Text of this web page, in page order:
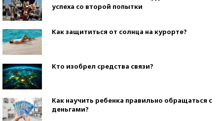
успеха со второй попытки
Как защититься от солнца на курорте?
Кто изобрел средства связи?
Как научить ребенка правильно обращаться с
деньгами?